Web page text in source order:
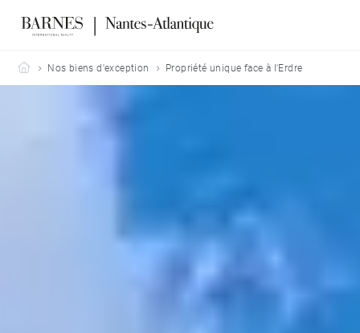
Barnes Nantes-Atlantique
Nos biens d'exception Propriété unique face à l'Erdre